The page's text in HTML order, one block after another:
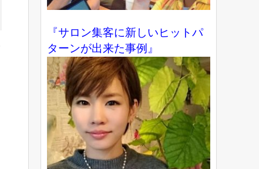
『サロン集客に新しいヒットパ
ターンが出来た事例』